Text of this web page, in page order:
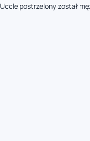
postrzelony został